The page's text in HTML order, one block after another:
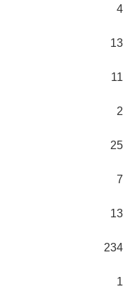
4
13
11
2
25
7
13
234
1